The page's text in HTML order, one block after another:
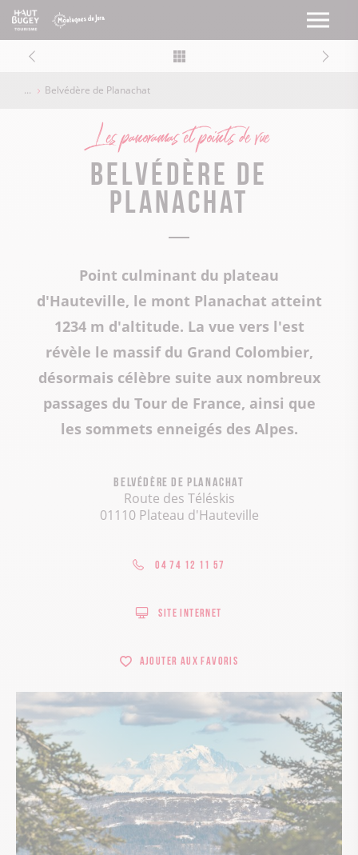
Belvédère de Planachat
Les panoramas et points de vue
Belvédère de
Planachat
Point culminant du plateau
d'Hauteville, le mont Planachat atteint
1234 m d'altitude. La vue vers l'est
révèle le massif du Grand Colombier,
désormais célèbre suite aux nombreux
passages du Tour de France, ainsi que
les sommets enneigés des Alpes.
Belvédère de Planachat
Route des Téléskis
01110 Plateau d'Hauteville
04 74 12 11 57
Site internet
Ajouter aux favoris